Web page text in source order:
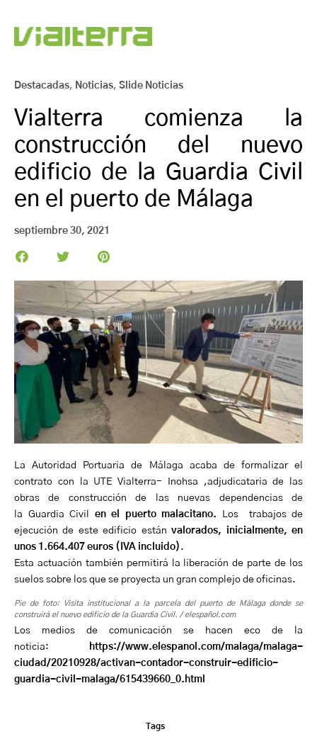
Destacadas, Noticias, Slide Noticias
Vialterra comienza la
construcción del nuevo
edificio de la Guardia Civil
en el puerto de Málaga
septiembre 30, 2021
La Autoridad Portuaria de Málaga acaba de formalizar el
contrato con la UTE Vialterra- Inohsa ,adjudicataria de las
obras de construcción de las nuevas dependencias de
la Guardia Civil
en el puerto malacitano.
Los trabajos de
ejecución de este edificio estánvalorados, inicialmente, en
unos 1.664.407 euros (IVA incluido) .
Esta actuación también permitirá la liberación de parte de los
suelos sobre los que se proyecta un gran complejo de oficinas.
Pie de foto: Visita institucional a la parcela del puerto de Málaga donde se
construirá el nuevo edificio de la Guardia Civil. / elespañol.com
Los medios de comunicación se hacen eco de la
noticia:
https://www.elespanol.com/malaga/malaga-
ciudad/20210928/activan-contador-construir-edificio-
guardia-civil-malaga/615439660_0.html
Tags